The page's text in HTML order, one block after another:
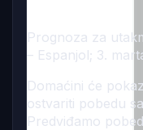
Prognoza za
– Espanjol; 3.
Domaćini će
ostvariti pobedu
Predviđamo